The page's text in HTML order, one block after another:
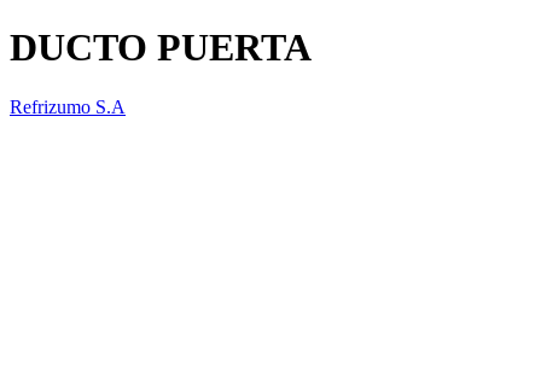
DUCTO PUERTA
Refrizumo S.A